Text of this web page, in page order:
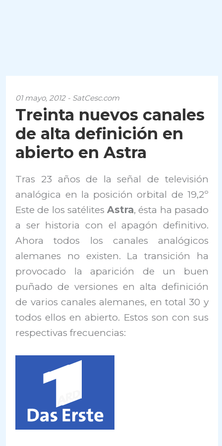
01 mayo, 2012 - SatCesc.com
Treinta nuevos canales
de alta definición en
abierto en Astra
Tras 23 años de la señal de televisión
analógica en la posición orbital de 19,2º
Este de los satélitesAstra, ésta ha pasado
a ser historia con el apagón definitivo.
Ahora todos los canales analógicos
alemanes no existen. La transición ha
provocado la aparición de un buen
puñado de versiones en alta definición
de varios canales alemanes, en total 30 y
todos ellos en abierto. Estos son con sus
respectivas frecuencias: